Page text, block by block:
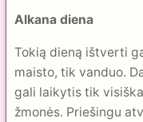
Alkana diena
Tokią dieną ištverti
maisto, tik vanduo.
gali laikytis tik
žmonės. Priešingu